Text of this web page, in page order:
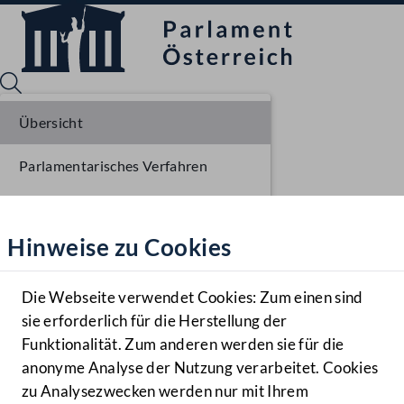
Hilfe
Benutzer
Navigationsmenü öffnen
MENÜ
Hinweise zu Cookies
Die Webseite verwendet Cookies: Zum einen sind
sie erforderlich für die Herstellung der
Funktionalität. Zum anderen werden sie für die
anonyme Analyse der Nutzung verarbeitet. Cookies
zu Analysezwecken werden nur mit Ihrem
Übersicht
Parlamentarisches Verfahren